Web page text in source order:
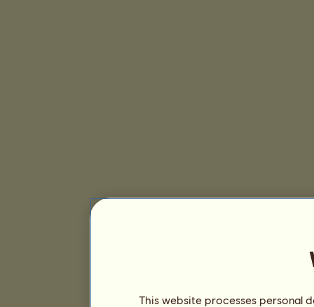
This website processes personal